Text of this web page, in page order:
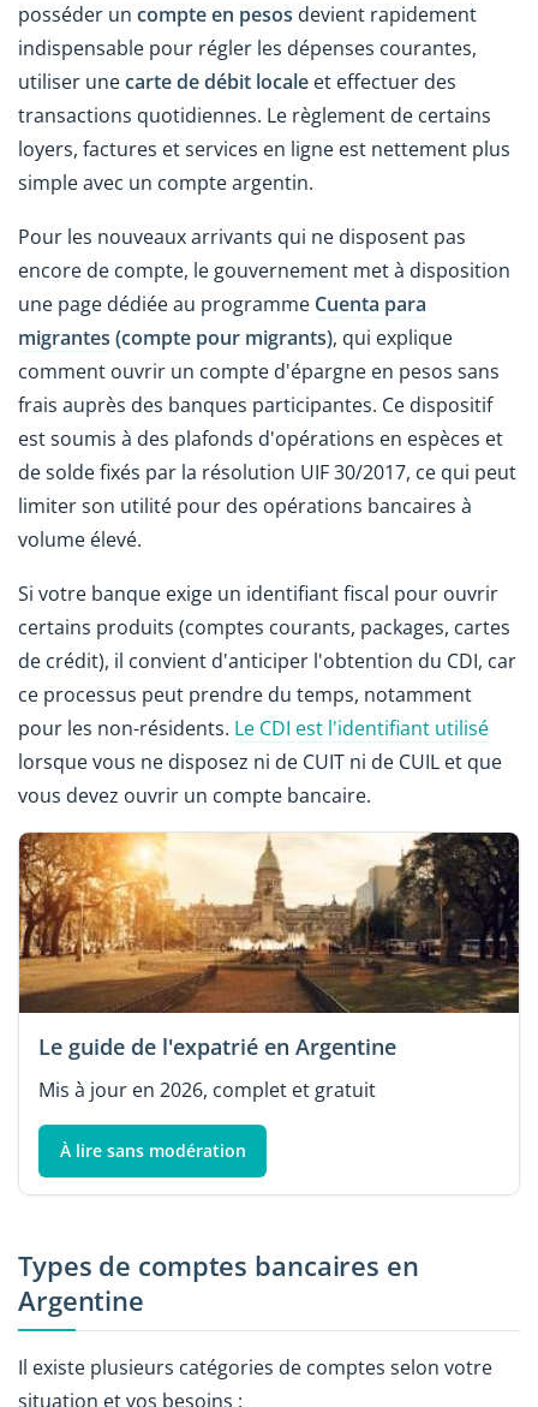
posséder un compte en pesos devient rapidement
indispensable pour régler les dépenses courantes,
utiliser unecarte de débit locale et effectuer des
transactions quotidiennes. Le règlement de certains
loyers, factures et services en ligne est nettement plus
simple avec un compte argentin.
Pour les nouveaux arrivants qui ne disposent pas
encore de compte, le gouvernement met à disposition
une page dédiée au programme Cuenta para
migrantes (compte pour migrants), qui explique
comment ouvrir un compte d'épargne en pesos sans
frais auprès des banques participantes. Ce dispositif
est soumis à des plafonds d'opérations en espèces et
de solde fixés par la résolution UIF 30/2017, ce qui peut
limiter son utilité pour des opérations bancaires à
volume élevé.
Si votre banque exige un identifiant fiscal pour ouvrir
certains produits (comptes courants, packages, cartes
de crédit), il convient d'anticiper l'obtention du CDI, car
ce processus peut prendre du temps, notamment
pour les non-résidents. Le CDI est l'identifiant utilisé
lorsque vous ne disposez ni de CUIT ni de CUIL et que
vous devez ouvrir un compte bancaire.
Le guide de l'expatrié en Argentine
Mis à jour en 2026, complet et gratuit
À lire sans modération
Types de comptes bancaires en
Argentine
Il existe plusieurs catégories de comptes selon votre
situation et vos besoins :